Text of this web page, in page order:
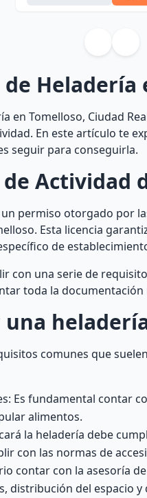
Heladería
en Tomelloso, Ciudad
En este artículo te
seguir para conseguirla.
Actividad
un permiso otorgado por
Esta licencia
de
con una serie de
toda la
comunes que
Es fundamental contar
alimentos.
la heladería debe
con las normas de
contar con la asesoría
distribución del espacio